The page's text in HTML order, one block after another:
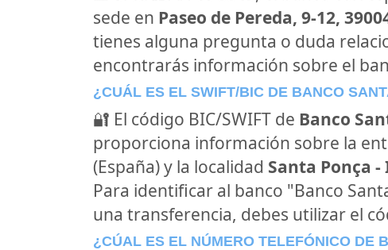
sede en Paseo de Pereda, 9-12,
tienes alguna pregunta o duda
encontrarás información sobre el
¿CUÁL ES EL SWIFT/BIC DE BANCO
🔐 El código BIC/SWIFT de Banco
proporciona información sobre la
(España) y la localidad Santa Ponça -
Para identificar al banco "Banco
una transferencia, debes utilizar el
¿CÚAL ES EL NÚMERO TELEFÓNICO DE